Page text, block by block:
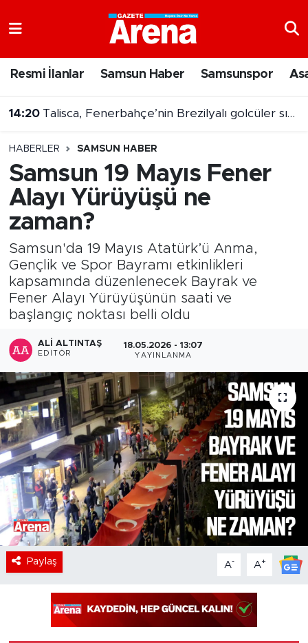
Resmi İlanlar Samsun Haber Samsunspor
HABERLER SAMSUN HABER
Samsun 19 Mayıs Fener
Alayı Yürüyüşü ne
zaman?
Samsun'da 19 Mayıs Atatürk’ü Anma,
Gençlik ve Spor Bayramı etkinlikleri
kapsamında düzenlenecek Bayrak ve
Fener Alayı Yürüyüşünün saati ve
başlangıç noktası belli oldu
ALI ALTINTAŞ
EDITÖR
18.05.2026 - 13:07
YAYINLANMA
Paylaş A- A+
Samsun Namaz Vakitleri
Süper Lig Puan Durumu ve Fikstür
Tüm Manşetler
Son Dakika Haberleri
Haber Arşivi